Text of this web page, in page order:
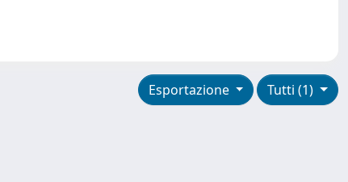
Tutti (1)
Esportazione